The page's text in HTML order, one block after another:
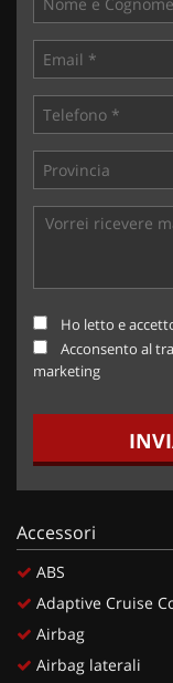
Ho letto e
Acconsento al
marketing
Accessori
ABS
Adaptive Cruise
Airbag
Airbag laterali